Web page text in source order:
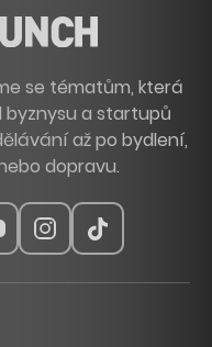
se tématům, která
byznysu a startupů
až po bydlení,
dopravu.